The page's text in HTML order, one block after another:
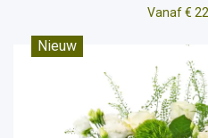
Vanaf €
Nieuw